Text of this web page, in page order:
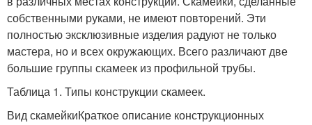
собственными руками, не имеют повторений. Эти
полностью эксклюзивные изделия радуют не только
мастера, но и всех окружающих. Всего различают две
большие группы скамеек из профильной трубы.
Таблица 1. Типы конструкции скамеек.
Вид скамейкиКраткое описание конструкционных